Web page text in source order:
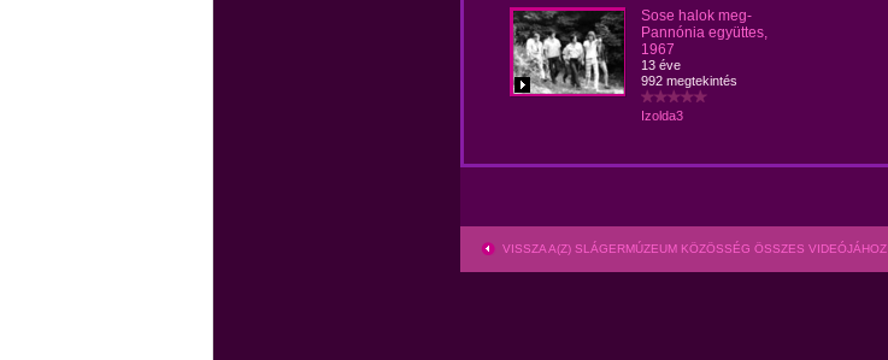
Sose halok meg-
Pannónia együttes,
1967
13 éve
992 megtekintés
Izolda3
VISSZA A(Z) SLÁGERMÚZEUM KÖZÖSSÉG ÖSSZES VIDEÓJÁHOZ